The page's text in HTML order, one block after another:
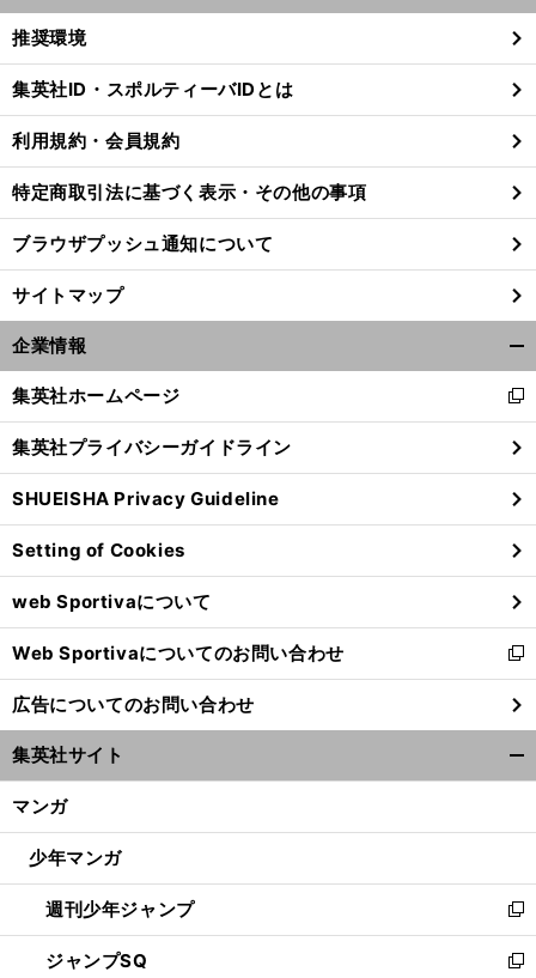
C
B岡崎慎が明かす「 痛
恨の失点 」
理由 。
勝負時の「 見
極めが甘かった 」
閉
る
推奨環境
集英社ID・スポルティーバIDとは
利用規約・会員規約
特定商取引法に基づく表示・その他の事項
ブラウザプッシュ通知について
サイトマップ
企業情報
閉
る
集英社ホームページ
新
し
い
ウ
ィ
ン
ド
ウ
で
開
く
集英社プライバシーガイドライン
SHUEISHA Privacy Guideline
Setting of Cookies
web Sportivaについて
Web Sportivaについてのお問い合わせ
新
し
い
ウ
ィ
ン
ウ
開
く
広告についてのお問い合わせ
集英社サイト
マンガ
少年マンガ
週刊少年ジャンプ
新
し
い
ジャンプSQ
新